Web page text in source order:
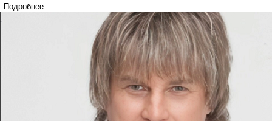
Подробнее